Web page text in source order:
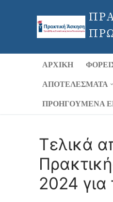
περιεχόμενο
ΑΡΧΙΚΉ
ΑΠΟΤΕΛΈΣΜΑΤΑ
ΠΡΟΗΓΟΎΜΕΝΑ
Τελικά
2024